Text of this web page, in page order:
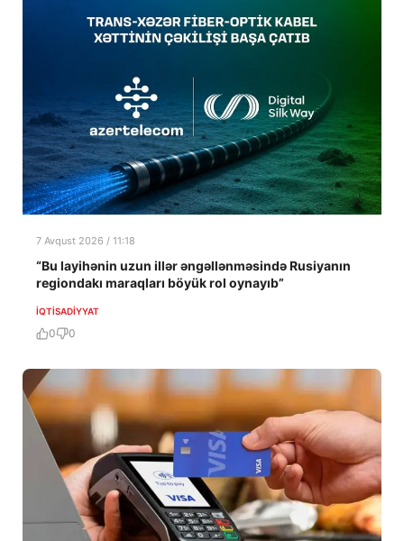
7 Avqust 2026 / 11:18
“Bu layihənin uzun illər əngəllənməsində Rusiyanın
regiondakı maraqları böyük rol oynayıb”
İQTISADIYYAT
0 0